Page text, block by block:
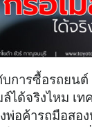
การซื้อรถยนต์
ล์ได้จริงไหม เ
พ่อค้ารถมือสอ